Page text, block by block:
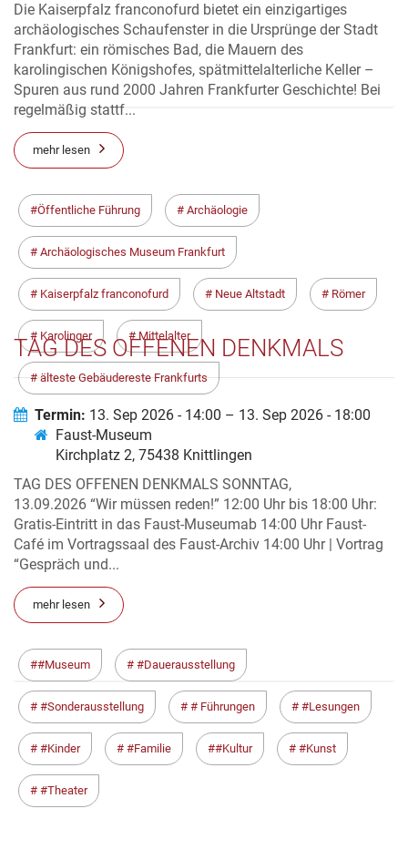
Die Kaiserpfalz franconofurd bietet ein einzigartiges
archäologisches Schaufenster in die Ursprünge der Stadt
Frankfurt: ein römisches Bad, die Mauern des
karolingischen Königshofes, spätmittelalterliche Keller –
Spuren aus rund 2000 Jahren Frankfurter Geschichte! Bei
regelmäßig stattf...
mehr lesen
Öffentliche Führung Archäologie
Archäologisches Museum Frankfurt
Kaiserpfalz franconofurd Neue Altstadt Römer
Karolinger Mittelalter
älteste Gebäudereste Frankfurts
TAG DES OFFENEN DENKMALS
Termin: 13. Sep 2026 - 14:00 – 13. Sep 2026 - 18:00
Faust-Museum
Kirchplatz 2, 75438 Knittlingen
TAG DES OFFENEN DENKMALS SONNTAG,
13.09.2026 “Wir müssen reden!” 12:00 Uhr bis 18:00 Uhr:
Gratis-Eintritt in das Faust-Museumab 14:00 Uhr Faust-
Café im Vortragssaal des Faust-Archiv 14:00 Uhr | Vortrag
“Gespräch und...
mehr lesen
#Museum #Dauerausstellung
#Sonderausstellung # Führungen #Lesungen
#Kinder #Familie #Kultur #Kunst
#Theater